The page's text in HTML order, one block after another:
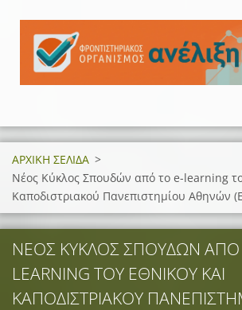
ΑΡΧΙΚΗ ΣΕΛΙΔΑ >
Νέος Κύκλος Σπουδών από το e-learning
Καποδιστριακού Πανεπιστημίου Αθηνών
ΝΈΟΣ ΚΎΚΛΟΣ ΣΠΟΥΔΏΝ ΑΠΌ
LEARNING ΤΟΥ ΕΘΝΙΚΟΎ ΚΑΙ
ΚΑΠΟΔΙΣΤΡΙΑΚΟΎ